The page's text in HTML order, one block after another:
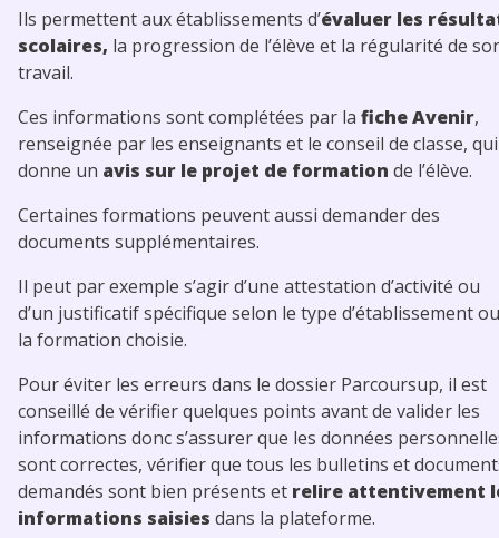
Ils permettent aux établissements d’évaluer les
scolaires, la progression de l’élève et la régularité de
travail.
Ces informations sont complétées par la fiche Avenir,
renseignée par les enseignants et le conseil de classe, qui
donne un avis sur le projet de formation de l’élève.
Certaines formations peuvent aussi demander des
documents supplémentaires.
Il peut par exemple s’agir d’une attestation d’activité ou
d’un justificatif spécifique selon le type d’établissement ou
la formation choisie.
Pour éviter les erreurs dans le dossier Parcoursup, il est
conseillé de vérifier quelques points avant de valider les
informations donc s’assurer que les données
sont correctes, vérifier que tous les bulletins et
demandés sont bien présents et relire attentivement
informations saisies dans la plateforme.